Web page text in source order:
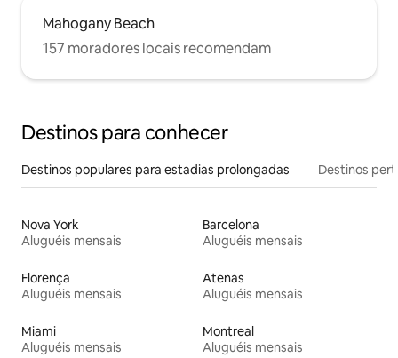
Mahogany Beach
157 moradores locais recomendam
Destinos para conhecer
Destinos populares para estadias prolongadas Destinos
Nova York
Aluguéis mensais
Barcelona
Aluguéis mensais
Florença
Aluguéis mensais
Atenas
Aluguéis mensais
Miami
Aluguéis mensais
Montreal
Aluguéis mensais